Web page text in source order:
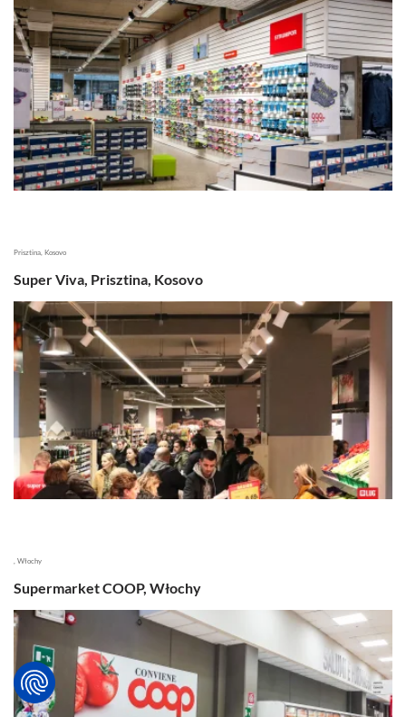
Prisztina, Kosovo
Super Viva, Prisztina, Kosovo
, Włochy
Supermarket COOP, Włochy